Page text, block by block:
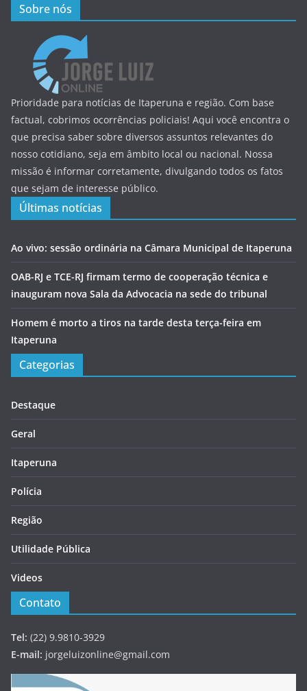
Sobre nós
Prioridade para notícias de Itaperuna e região. Com base
factual, cobrimos ocorrências policiais! Aqui você encontra o
que precisa saber sobre diversos assuntos relevantes do
nosso cotidiano, seja em âmbito local ou nacional. Nossa
missão é informar corretamente, divulgando todos os fatos
que sejam de interesse público.
Últimas notícias
Ao vivo: sessão ordinária na Câmara Municipal de Itaperuna
OAB-RJ e TCE-RJ firmam termo de cooperação técnica e
inauguram nova Sala da Advocacia na sede do tribunal
Homem é morto a tiros na tarde desta terça-feira em
Itaperuna
Categorias
Destaque
Geral
Itaperuna
Polícia
Região
Utilidade Pública
Videos
Contato
Tel: (22) 9.9810-3929
E-mail: jorgeluizonline@gmail.com